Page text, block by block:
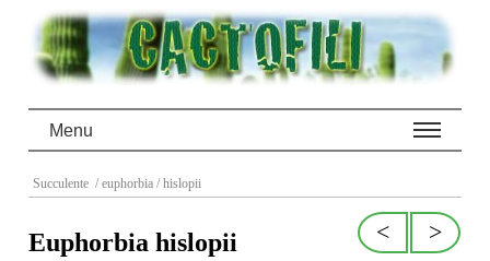
Menu
Succulente / euphorbia / hislopii
>
<
Euphorbia hislopii